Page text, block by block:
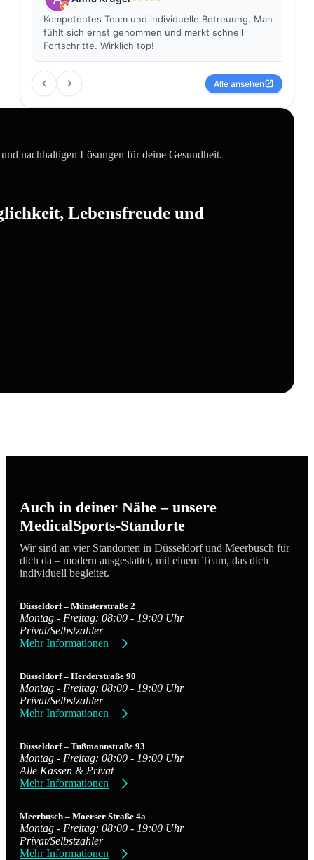
Kompetentes Team und individuelle Betreuung. Man
fühlt sich ernst genommen und merkt schnell
Fortschritte. Wirklich top!
Alle ansehen
nachhaltigen Lösungen für deine Gesundheit.
Lebensfreude und
Auch in deiner Nähe – unsere
MedicalSports-Standorte
Wir sind an vier Standorten in Düsseldorf und Meerbusch für
dich da – modern ausgestattet, mit einem Team, das dich
individuell begleitet.
Düsseldorf – Münsterstraße 2
Montag - Freitag: 08:00 - 19:00 Uhr
Privat/Selbstzahler
Mehr Informationen
Düsseldorf – Herderstraße 90
Montag - Freitag: 08:00 - 19:00 Uhr
Privat/Selbstzahler
Mehr Informationen
Düsseldorf – Tußmannstraße 93
Montag - Freitag: 08:00 - 19:00 Uhr
Alle Kassen & Privat
Mehr Informationen
Meerbusch – Moerser Straße 4a
Montag - Freitag: 08:00 - 19:00 Uhr
Privat/Selbstzahler
Mehr Informationen